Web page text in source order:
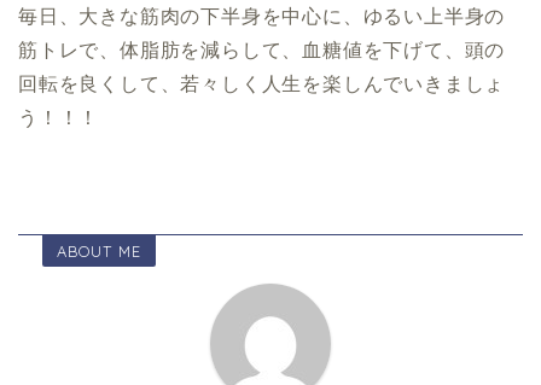
毎日、大きな筋肉の下半身を中心に、ゆるい上半身の
筋トレで、体脂肪を減らして、血糖値を下げて、頭の
回転を良くして、若々しく人生を楽しんでいきましょ
う！！！
ABOUT ME